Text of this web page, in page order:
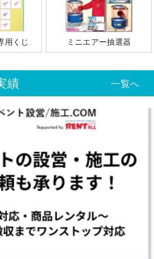
用くじ ミニエアー抽選器
績 一覧へ